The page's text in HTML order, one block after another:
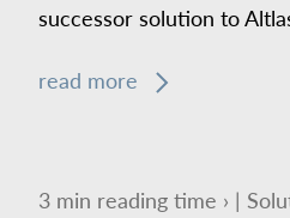
successor solution to
read more
3 min reading time › |